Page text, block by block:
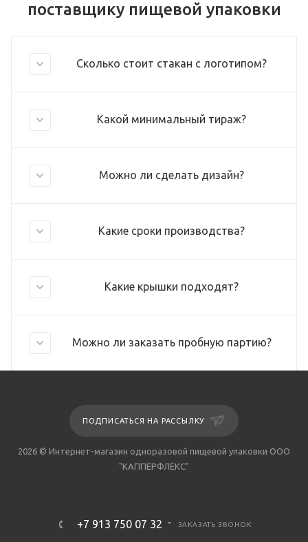
поставщику пищевой упаковки
Сколько стоит стакан с логотипом?
Какой минимальный тираж?
Можно ли сделать дизайн?
Какие сроки производства?
Какие крышки подходят?
Можно ли заказать пробную партию?
ПОДПИСАТЬСЯ НА РАССЫЛКУ
2026 © Интернет-магазин одноразовой пищевой упаковки ООО
"КАППЕРФЛЕКС"
+7 913 750 07 32 ЗАКАЗАТЬ ЗВОНОК